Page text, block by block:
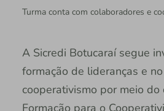
Turma conta com colaboradores e
A Sicredi Botucaraí segue
formação de lideranças e
cooperativismo por meio do
Formação para o